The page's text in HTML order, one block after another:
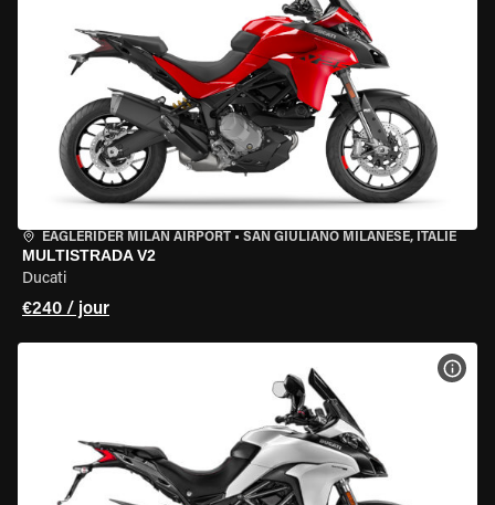
EAGLERIDER MILAN AIRPORT • SAN GIULIANO MILANESE, ITALIE
MULTISTRADA V2
Ducati
€240 / jour